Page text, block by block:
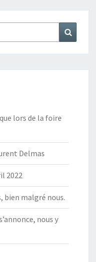
lors de la foire
Delmas
2022
bien malgré nous.
nous y